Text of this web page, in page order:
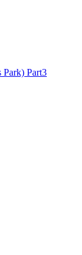
Park) Part3